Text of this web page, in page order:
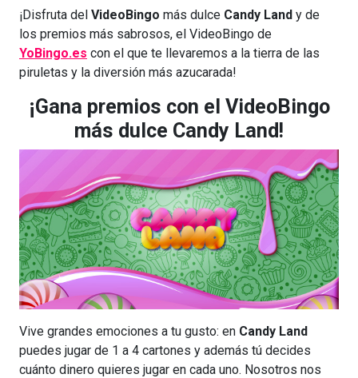
¡Disfruta del VideoBingo más dulce Candy Land y de
los premios más sabrosos, el VideoBingo de
YoBingo.es con el que te llevaremos a la tierra de las
piruletas y la diversión más azucarada!
¡Gana premios con el VideoBingo
más dulce Candy Land!
Vive grandes emociones a tu gusto: en Candy Land
puedes jugar de 1 a 4 cartones y además tú decides
cuánto dinero quieres jugar en cada uno. Nosotros nos